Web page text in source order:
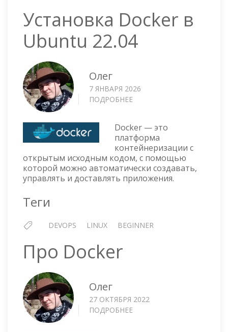
Установка Docker в
Ubuntu 22.04
Олег
7 ЯНВАРЯ 2026
ПОДРОБНЕЕ
В
UBUNTU
22.04
Docker — это
платформа
контейнеризации с
открытым исходным кодом, с помощью
которой можно автоматически создавать,
управлять и доставлять приложения.
Теги
DEVOPS LINUX BEGINNER
Про Docker
Олег
27 ОКТЯБРЯ 2022
ПОДРОБНЕЕ